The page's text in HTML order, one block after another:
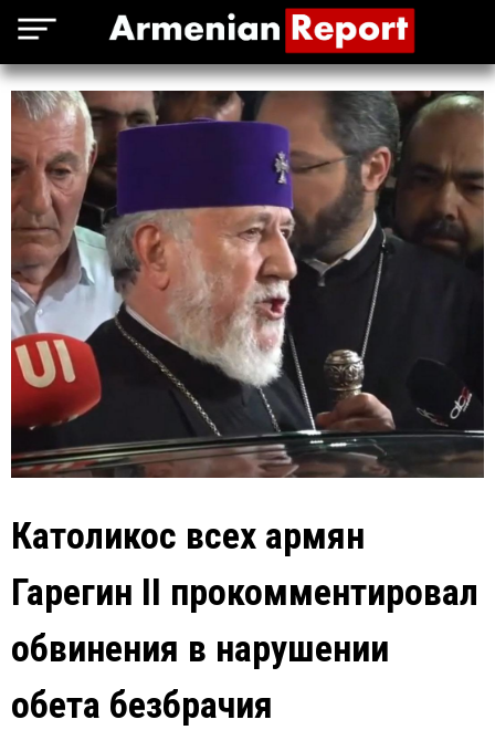
Католикос всех армян
Гарегин II прокомментировал
обвинения в нарушении
обета безбрачия